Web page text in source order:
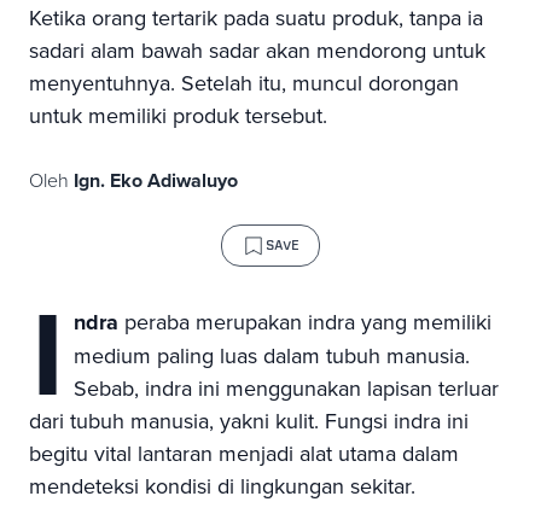
Ketika orang tertarik pada suatu produk, tanpa ia
sadari alam bawah sadar akan mendorong untuk
menyentuhnya. Setelah itu, muncul dorongan
untuk memiliki produk tersebut.
Oleh Ign. Eko Adiwaluyo
SAVE
I ndra peraba merupakan indra yang memiliki
medium paling luas dalam tubuh manusia.
Sebab, indra ini menggunakan lapisan terluar
dari tubuh manusia, yakni kulit. Fungsi indra ini
begitu vital lantaran menjadi alat utama dalam
mendeteksi kondisi di lingkungan sekitar.